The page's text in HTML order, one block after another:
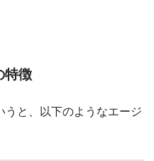
特徴
うと、以下のようなエージ